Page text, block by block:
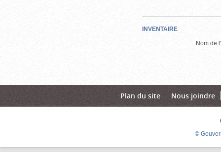
INVENTAIRE
Nom de
Plan du site Nous joindre
©